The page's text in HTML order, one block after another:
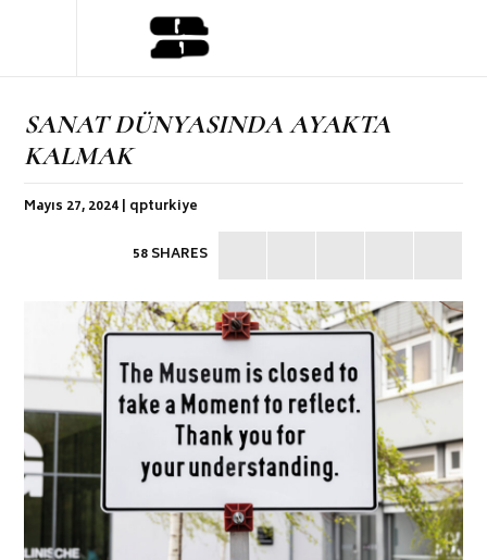
SANAT DÜNYASINDA AYAKTA
KALMAK
Mayıs 27, 2024 | qpturkiye
58 SHARES